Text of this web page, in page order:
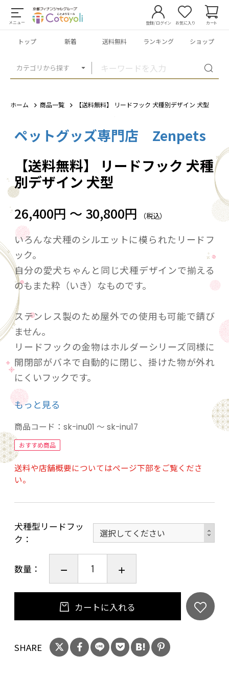
メニュー
カテゴリから探す
登録/ログイン お気に入り カート
トップ 新着 送料無料 ランキング ショップ
ホーム 商品一覧 【送料無料】 リードフック 犬種別デザイン 犬型
ペットグッズ専門店 Zenpets
【送料無料】 リードフック 犬種
別デザイン 犬型
26,400円 ～ 30,800円 （税込）
いろんな犬種のシルエットに模られたリードフ
ック。
自分の愛犬ちゃんと同じ犬種デザインで揃える
のもまた粋（いき）なものです。
ステンレス製のため屋外での使用も可能で錆び
ません。
リードフックの金物はホルダーシリーズ同様に
開閉部がバネで自動的に閉じ、掛けた物が外れ
にくいフックです。
※仕入商品です。メーカー在庫により納期がか
かることがございます。
※返品・交換対応不可商品です。
※当店では角型のみ取り扱っております。
もっと見る
商品コード： sk-inu01 ～ sk-inu17
おすすめ商品
送料や店舗概要についてはページ下部をご覧くださ
い。
犬種型リードフッ
ク
数量：
カートに入れる
SHARE